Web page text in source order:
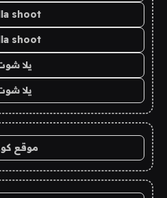
shoot
shoot
يلا
يلا
موقع